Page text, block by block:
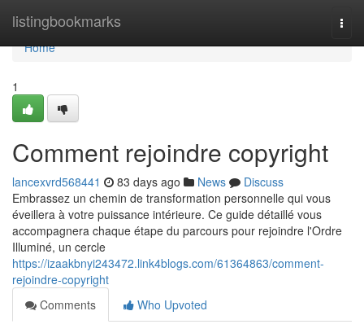
listingbookmarks
Home
Home
1
Comment rejoindre copyright
lancexvrd568441 83 days ago News
Discuss
Embrassez un chemin de transformation personnelle qui vous
éveillera à votre puissance intérieure. Ce guide détaillé vous
accompagnera chaque étape du parcours pour rejoindre l'Ordre
Illuminé, un cercle
https://izaakbnyi243472.link4blogs.com/61364863/comment-
rejoindre-copyright
Comments
Who Upvoted